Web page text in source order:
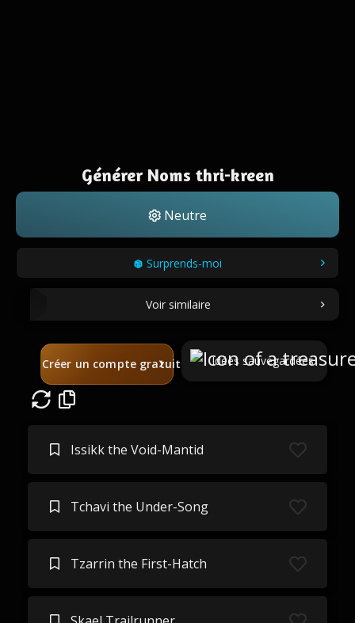
Générer Noms thri-kreen
Neutre
Surprends-moi
Voir similaire
Créer un compte gratuit Idées sauvegardées
Issikk the Void-Mantid
Tchavi the Under-Song
Tzarrin the First-Hatch